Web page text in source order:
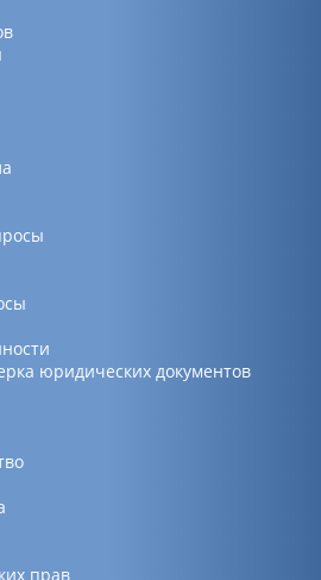
юридических документов
прав